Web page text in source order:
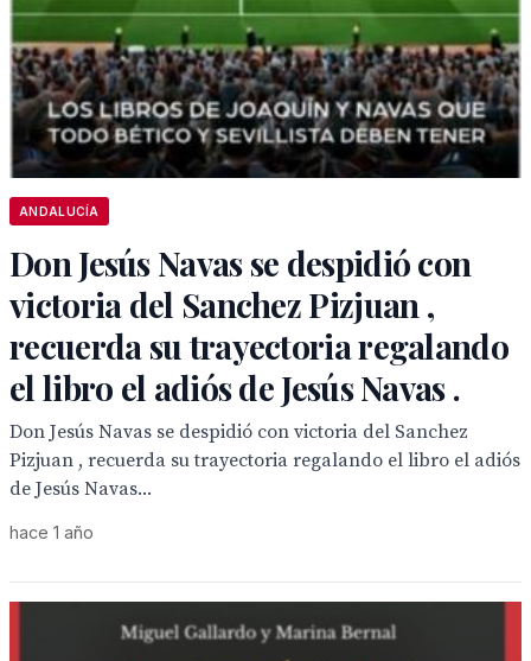
ANDALUCÍA
Don Jesús Navas se despidió con
victoria del Sanchez Pizjuan ,
recuerda su trayectoria regalando
el libro el adiós de Jesús Navas .
Don Jesús Navas se despidió con victoria del Sanchez
Pizjuan , recuerda su trayectoria regalando el libro el adiós
de Jesús Navas...
hace 1 año